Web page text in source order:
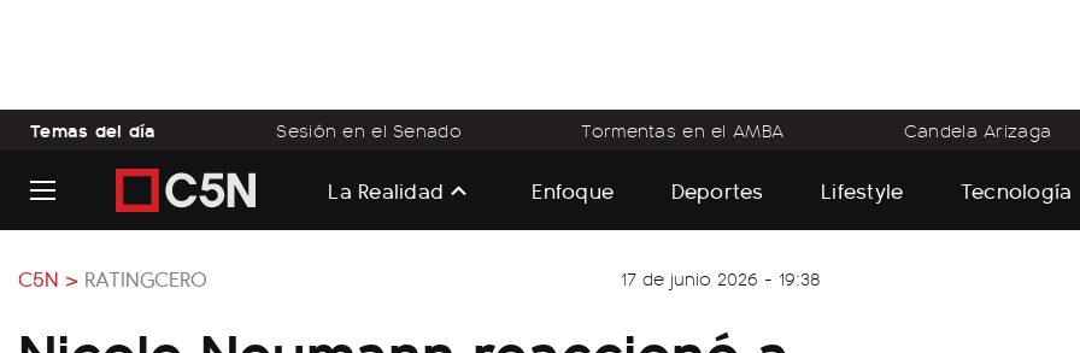
Temas del día Sesión en el Senado Tormentas en el AMBA Candela Arizaga
La Realidad Enfoque Deportes Lifestyle Tecnología
C5N > RATINGCERO 17 de junio 2026 - 19:38